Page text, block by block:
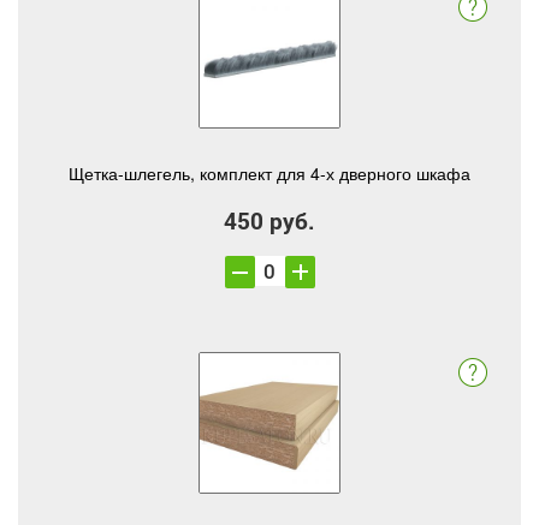
Щетка-шлегель, комплект для 4-х дверного шкафа
450 руб.